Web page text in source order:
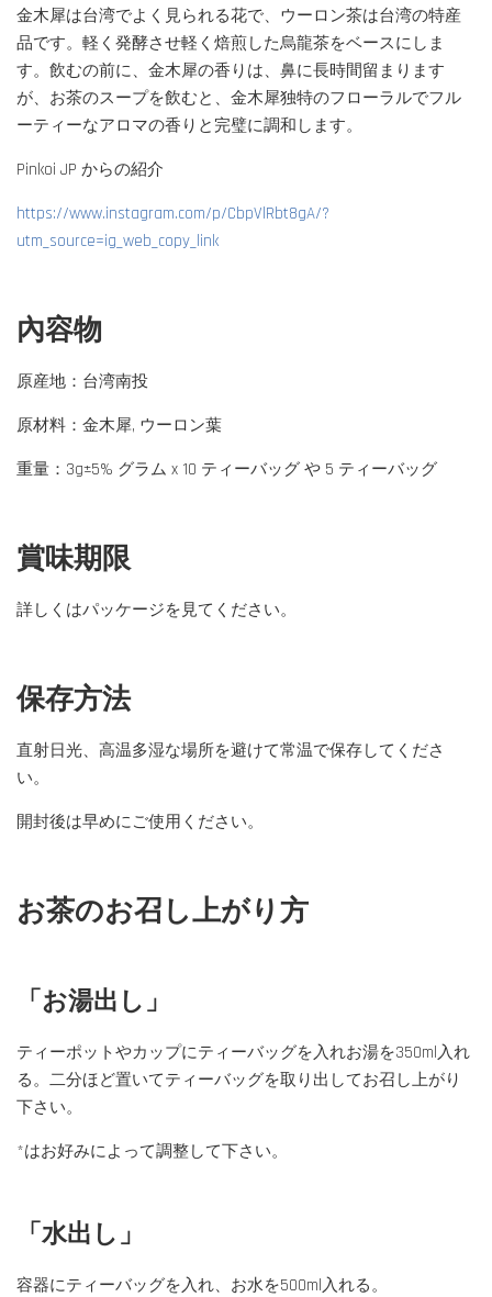
金木犀は台湾でよく見られる花で、ウーロン茶は台湾の特産
品です。軽く発酵させ軽く焙煎した烏龍茶をベースにしま
す。飲むの前に、金木犀の香りは、鼻に長時間留まります
が、お茶のスープを飲むと、金木犀独特のフローラルでフル
ーティーなアロマの香りと完璧に調和します。
Pinkoi JP からの紹介
https://www.instagram.com/p/CbpVlRbt8gA/?
utm_source=ig_web_copy_link
內容物
原産地：台湾南投
原材料：金木犀, ウーロン葉
重量：3g±5% グラム x 10 ティーバッグ や 5 ティーバッグ
賞味期限
詳しくはパッケージを見てください。
保存方法
直射日光、高温多湿な場所を避けて常温で保存してくださ
い。
開封後は早めにご使用ください。
お茶のお召し上がり方
「お湯出し」
ティーポットやカップにティーバッグを入れお湯を350ml入れ
る。二分ほど置いてティーバッグを取り出してお召し上がり
下さい。
*はお好みによって調整して下さい。
「水出し」
容器にティーバッグを入れ、お水を500ml入れる。